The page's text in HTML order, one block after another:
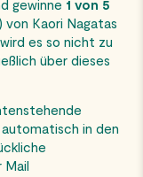
gewinne 1 von 5
von Kaori Nagatas
es so nicht zu
über dieses
in den
Mail